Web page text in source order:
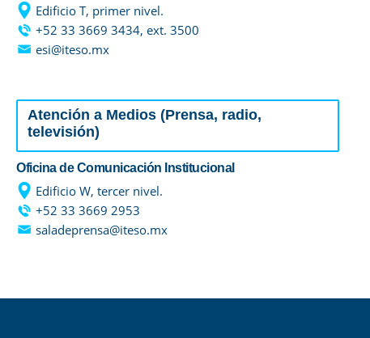
Edificio T, primer nivel.
+52 33 3669 3434, ext. 3500
esi@iteso.mx
Atención a Medios (Prensa, radio,
televisión)
Oficina de Comunicación Institucional
Edificio W, tercer nivel.
+52 33 3669 2953
saladeprensa@iteso.mx